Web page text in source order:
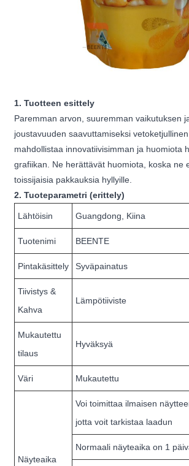
1. Tuotteen esittely
Paremman arvon, suuremman vaikutuksen
joustavuuden saavuttamiseksi
mahdollistaa innovatiivisimman ja huomiota
grafiikan. Ne herättävät huomiota, koska ne
​​toissijaisia ​​pakkauksia hyllyille.
2. Tuoteparametri (erittely)
Lähtöisin Guangdong, Kiina
Tuotenimi BEENTE
Pintakäsittely Syväpainatus
Tiivistys &
Kahva
Lämpötiiviste
Mukautettu
tilaus
Hyväksyä
Väri Mukautettu
Näyteaika
Voi toimittaa ilmaisen
jotta voit tarkistaa laadun
Normaali näyteaika on 1